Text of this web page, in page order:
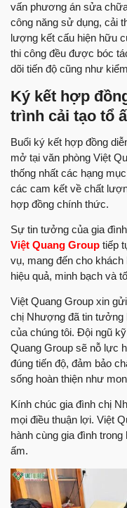
vấn phương án sửa
công năng sử dụng, cải
lượng kết cấu hiện hữu
thi công đều được bóc
dõi tiến độ cũng như
Ký kết hợp
trình cải tạo tổ
Buổi ký kết hợp đồng
mở tại văn phòng Việt
thống nhất các hạng
các cam kết về chất
hợp đồng chính thức.
Sự tin tưởng của gia
Việt Quang Group tiếp
vụ, mang đến cho
hiệu quả, minh bạch và
Việt Quang Group xin
chị Nhượng đã tin tưởng
của chúng tôi. Đội ngũ
Quang Group sẽ nỗ lực
đúng tiến độ, đảm bảo
sống hoàn thiện như
Kính chúc gia đình chị
mọi điều thuận lợi. Việt
hành cùng gia đình
ấm.